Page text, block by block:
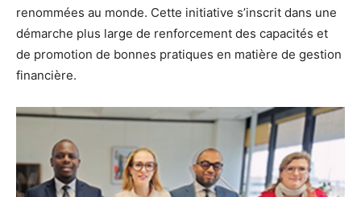
renommées au monde. Cette initiative s’inscrit dans une
démarche plus large de renforcement des capacités et
de promotion de bonnes pratiques en matière de gestion
financière.